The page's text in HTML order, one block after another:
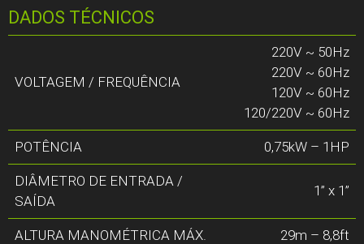
DADOS TÉCNICOS
VOLTAGEM / FREQUÊNCIA
220V ~ 50Hz
220V ~ 60Hz
120V ~ 60Hz
120/220V ~ 60Hz
POTÊNCIA 0,75kW – 1HP
DIÂMETRO DE ENTRADA /
SAÍDA
1” x 1”
ALTURA MANOMÉTRICA MÁX. 29m – 8,8ft